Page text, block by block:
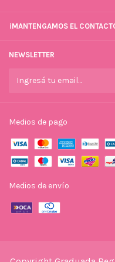
¡MANTENGAMOS EL
NEWSLETTER
Medios de pago
Medios de envío